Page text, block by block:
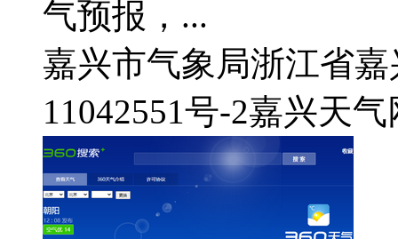
气预报，...
嘉兴市气象局浙江省嘉
11042551号-2嘉兴天气